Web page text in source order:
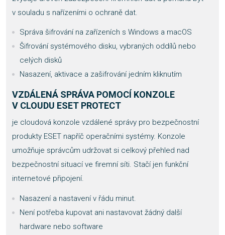
v souladu s nařízeními o ochraně dat.
Správa šifrování na zařízeních s Windows a macOS
Šifrování systémového disku, vybraných oddílů nebo
celých disků
Nasazení, aktivace a zašifrování jedním kliknutím
VZDÁLENÁ SPRÁVA POMOCÍ KONZOLE
V CLOUDU ESET PROTECT
je cloudová konzole vzdálené správy pro bezpečnostní
produkty ESET napříč operačními systémy. Konzole
umožňuje správcům udržovat si celkový přehled nad
bezpečnostní situací ve firemní síti. Stačí jen funkční
internetové připojení.
Nasazení a nastavení v řádu minut.
Není potřeba kupovat ani nastavovat žádný další
hardware nebo software